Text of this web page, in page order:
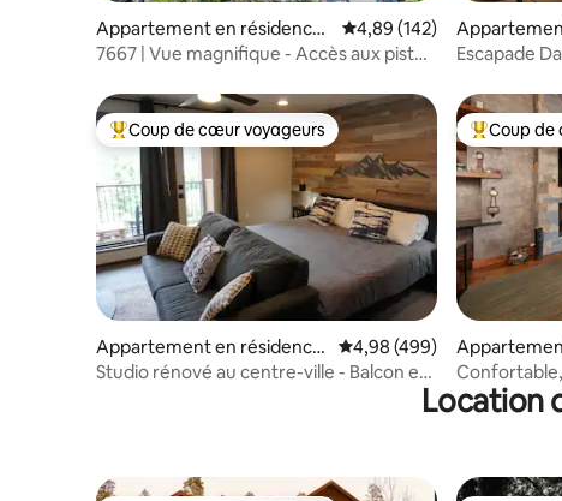
Appartement en résidence ⋅
Breckenridge
Évaluation moyenne sur
4,89 (142)
7667 | Vue magnifique - Accès aux pistes
⋅
Escapade
Coups de cœur voyageurs les plus appréciés
Coup de cœur voyageurs
Appartement en résidence
⋅ Breckenridge
Évaluation moyenne sur
4,98 (499)
Studio rénové au centre-ville - Balcon et
Coups de
Coup de
avec vue !
Location